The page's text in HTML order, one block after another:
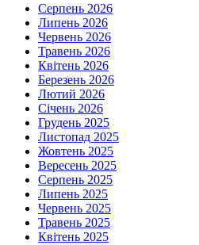
Серпень 2026
Липень 2026
Червень 2026
Травень 2026
Квітень 2026
Березень 2026
Лютий 2026
Січень 2026
Грудень 2025
Листопад 2025
Жовтень 2025
Вересень 2025
Серпень 2025
Липень 2025
Червень 2025
Травень 2025
Квітень 2025